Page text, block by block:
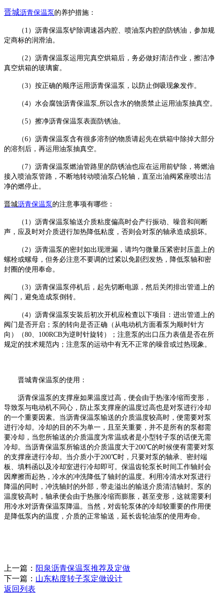
晋城沥青保温泵 的养护措施：
（ 1）沥青保温泵铲除调速器内腔、喷油泵内腔的防锈油，参加规
定商标的润滑油。
（2）沥青保温泵运用完真空烘箱后，务必做好清洁作业，擦洁净
真空烘箱的玻璃窗。
（3）按正确的顺序运用沥青保温泵，以防止倒吸现象发作。
（4）水会腐蚀沥青保温泵,所以含水的物质禁止运用油泵抽真空。
（5）擦净沥青保温泵表面防锈油。
（6）沥青保温泵含有很多溶剂的物质请起先在烘箱中除掉大部分
的溶剂后，再运用油泵抽真空。
（ 7）沥青保温泵燃油管路里的防锈油也应在运用前铲除，将燃油
接入喷油泵管路，不断地转动喷油泵凸轮轴，直至出油阀紧座喷出洁
净的燃停止。
晋城沥青保温泵 的注意事项有哪些：
（ 1）沥青保温泵输送介质粘度偏高时会产行振动、噪音和间断
声，应及时对介质进行加热降低粘度，否则会对泵的轴承造成损坏。
（2）沥青温泵的密封如出现泄漏，请均匀微量压紧密封压盖上的
螺栓或螺母，但务必注意不要调的过紧以免剧烈发热，降低泵轴和密
封圈的使用奉命。
（3）沥青保温泵停机后，起先切断电源，然后关闭排出管道上的
阀门，避免造成泵倒转。
（4）沥青保温泵安装后初次开机应检查以下项目：进出管道上的
阀门是否开启；泵的转向是否正确（从电动机方面看泵为顺时针方
向）（80、100RCB为逆时针旋转）；注意泵的出口压力表值是否在所
规定的技术规范内；注意泵的运动中有无不正常的噪音或过热现象。
晋城青保温泵的使用：
沥青保温泵的支撑座如果温度过高，便会由于热涨冷缩而变形，
导致泵与电动机不同心，防止泵支撑座的温度过高也是对泵进行冷却
的一个重要因素。当沥青保温泵输送的介质温度较高时，便需要对泵
进行冷却。冷却的目的不为单一，且至关重要，并不是所有的泵都需
要冷却，当您所输送的介质温度为常温或者是小型转子泵的话便无需
冷却。当沥青保温泵所输送的介质温度大于200℃的时候便有需要对泵
的支撑座进行冷却。当介质小于200℃时，只要对泵的轴承、密封端
板、填料函以及冷却室进行冷却即可。保温齿轮泵长时间工作轴封会
因摩擦而起热，冷水的冲洗降低了轴封的温度。利用冷清水对泵进行
降温的同时，冲洗轴封的外部，带走溢出的输送介质清洁轴封。泵的
温度较高时，轴承便会由于热胀冷缩而膨胀，甚至变形，这就需要利
用冷水对沥青保温泵降温。当然，对齿轮泵体的冷却较重要的作用便
是降低泵内的温度，介质的正常输送，延长齿轮油泵的使用寿命。
上一篇： 阳泉沥青保温泵推荐及定做
下一篇： 山东粘度转子泵定做设计
返回列表